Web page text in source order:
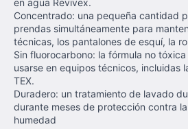
en agua Revivex.
Concentrado: una pequeña cantidad
prendas simultáneamente para
técnicas, los pantalones de esquí, la
Sin fluorocarbono: la fórmula no
usarse en equipos técnicos, incluidas
TEX.
Duradero: un tratamiento de lavado
durante meses de protección contra
humedad